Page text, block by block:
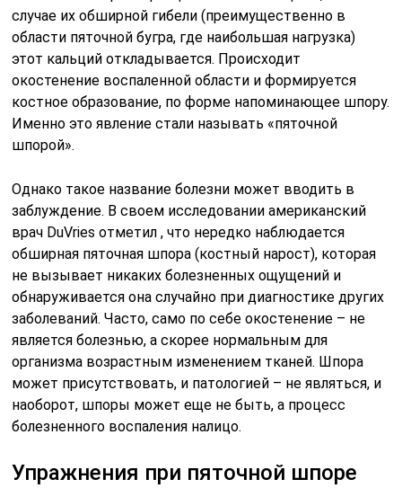
случае их обширной гибели (преимущественно в
области пяточной бугра, где наибольшая нагрузка)
этот кальций откладывается. Происходит
окостенение воспаленной области и формируется
костное образование, по форме напоминающее шпору.
Именно это явление стали называть «пяточной
шпорой».
Однако такое название болезни может вводить в
заблуждение. В своем исследовании американский
врач DuVries отметил , что нередко наблюдается
обширная пяточная шпора (костный нарост), которая
не вызывает никаких болезненных ощущений и
обнаруживается она случайно при диагностике других
заболеваний. Часто, само по себе окостенение – не
является болезнью, а скорее нормальным для
организма возрастным изменением тканей. Шпора
может присутствовать, и патологией – не являться, и
наоборот, шпоры может еще не быть, а процесс
болезненного воспаления налицо.
Упражнения при пяточной шпоре